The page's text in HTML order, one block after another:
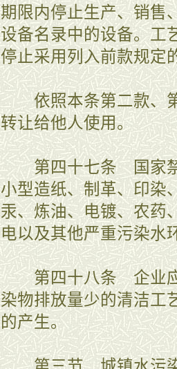
期限内停止生产、销售
设备名录中的设备。工
停止采用列入前款规定
依照本条第二款、第
转让给他人使用。
第四十七条 国家禁
小型造纸、制革、印染
汞、炼油、电镀、农药
电以及其他严重污染水
第四十八条 企业应
染物排放量少的清洁工
的产生。